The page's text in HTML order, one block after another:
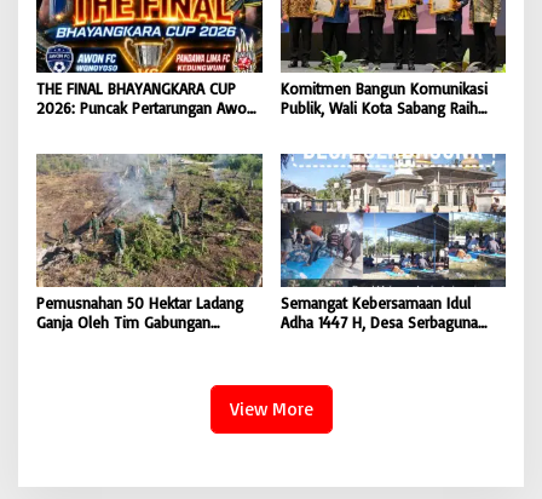
THE FINAL BHAYANGKARA CUP
2026: Puncak Pertarungan Awon
Mengguncang Stadion Widya
Manggala Krida
Komitmen Bangun Komunikasi
Publik, Wali Kota Sabang Raih
Pemusnahan 50 Hektar Ladang
Ganja Oleh Tim Gabungan
Semangat Kebersamaan Idul
Adha 1447 H, Desa Serbaguna
View More